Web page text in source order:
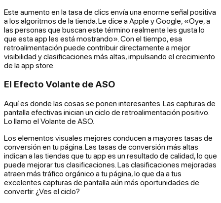
Este aumento en la tasa de clics envía una enorme señal positiva
a los algoritmos de la tienda. Le dice a Apple y Google, «Oye, a
las personas que buscan este término realmente les gusta lo
que esta app les está mostrando». Con el tiempo, esa
retroalimentación puede contribuir directamente a mejor
visibilidad y clasificaciones más altas, impulsando el crecimiento
de la app store.
El Efecto Volante de ASO
Aquí es donde las cosas se ponen interesantes. Las capturas de
pantalla efectivas inician un ciclo de retroalimentación positivo.
Lo llamo el Volante de ASO.
Los elementos visuales mejores conducen a mayores tasas de
conversión en tu página. Las tasas de conversión más altas
indican a las tiendas que tu app es un resultado de calidad, lo que
puede mejorar tus clasificaciones. Las clasificaciones mejoradas
atraen más tráfico orgánico a tu página, lo que da a tus
excelentes capturas de pantalla aún más oportunidades de
convertir. ¿Ves el ciclo?